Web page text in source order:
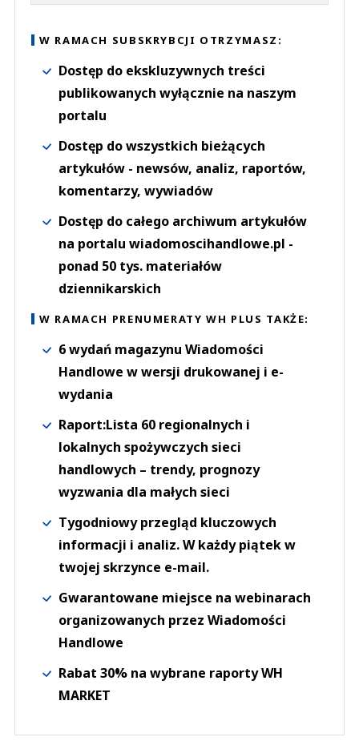
W RAMACH SUBSKRYBCJI OTRZYMASZ:
Dostęp do ekskluzywnych treści
publikowanych wyłącznie na naszym
portalu
Dostęp do wszystkich bieżących
artykułów - newsów, analiz, raportów,
komentarzy, wywiadów
Dostęp do całego archiwum artykułów
na portalu wiadomoscihandlowe.pl -
ponad 50 tys. materiałów
dziennikarskich
W RAMACH PRENUMERATY WH PLUS TAKŻE:
6 wydań magazynu Wiadomości
Handlowe w wersji drukowanej i e-
wydania
Raport:Lista 60 regionalnych i
lokalnych spożywczych sieci
handlowych – trendy, prognozy
wyzwania dla małych sieci
Tygodniowy przegląd kluczowych
informacji i analiz. W każdy piątek w
twojej skrzynce e-mail.
Gwarantowane miejsce na webinarach
organizowanych przez Wiadomości
Handlowe
Rabat 30% na wybrane raporty WH
MARKET